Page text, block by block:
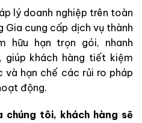
lý doanh nghiệp trên toàn
Gia cung cấp dịch vụ thành
hữu hạn trọn gói, nhanh
giúp khách hàng tiết kiệm
hạn chế các rủi ro pháp
động.
chúng tôi, khách hàng sẽ